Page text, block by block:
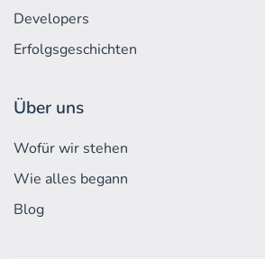
Developers
Erfolgs­geschichten
Über uns
Wofür wir stehen
Wie alles begann
Blog